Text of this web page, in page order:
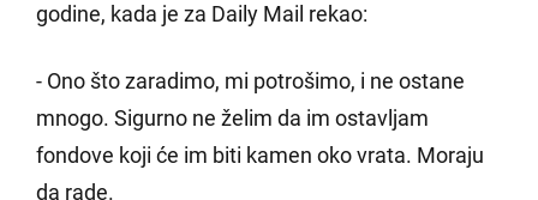
godine, kada je za Daily Mail rekao:
- Ono što zaradimo, mi potrošimo, i ne ostane
mnogo. Sigurno ne želim da im ostavljam
fondove koji će im biti kamen oko vrata. Moraju
da rade.